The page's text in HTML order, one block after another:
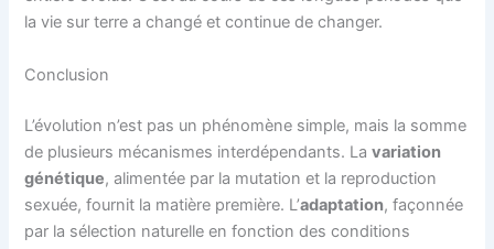
la vie sur terre a changé et continue de changer.
Conclusion
L’évolution n’est pas un phénomène simple, mais la somme
de plusieurs mécanismes interdépendants. Lavariation
génétique, alimentée par la mutation et la reproduction
sexuée, fournit la matière première. L’adaptation, façonnée
par la sélection naturelle en fonction des conditions